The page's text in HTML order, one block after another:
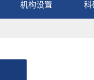
机构设置 科